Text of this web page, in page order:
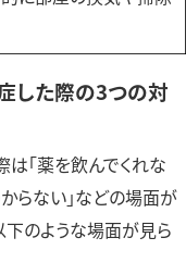
した際の3つの対
「薬を飲んでくれな
らない」などの場面が
下のような場面が見ら